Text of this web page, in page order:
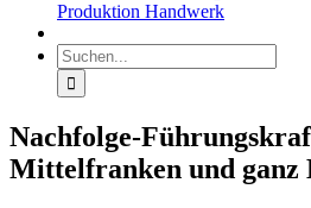
Produktion Handwerk
Suche
nach:
Nachfolge-
Mittelfranken und ganz